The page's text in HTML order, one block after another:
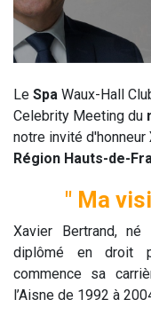
Le Spa Waux-Hall
Celebrity Meeting du
notre invité d'honneur
Région Hauts-de-
" Ma
Xavier Bertrand,
diplômé en droit
commence sa
l’Aisne de 1992 à